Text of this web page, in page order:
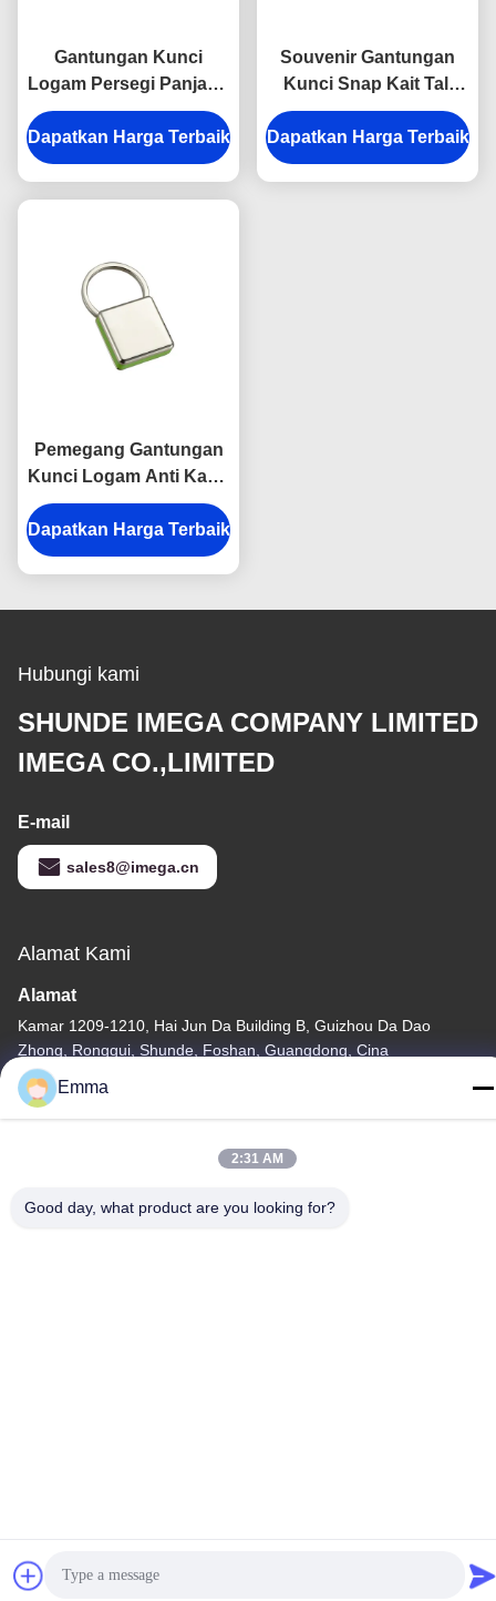
Gantungan Kunci
Logam Persegi Panjang
Pemegang Laser
Engraving Kanvas
Hadiah Souvenir
Dapatkan Harga Terbaik
Souvenir Gantungan
Kunci Snap Kait Tali
Logam Tebal 9mm Tebal
Kanvas Terang
Dapatkan Harga Terbaik
Pemegang Gantungan
Kunci Logam Anti Karat
Warna-warni Snap Hook
Gantungan Kunci
Plastik Persegi
Dapatkan Harga Terbaik
Hubungi kami
SHUNDE IMEGA COMPANY LIMITED
IMEGA CO.,LIMITED
E-mail
sales8@imega.cn
Alamat Kami
Alamat
Kamar 1209-1210, Hai Jun Da Building B, Guizhou Da Dao
Zhong, Ronggui, Shunde, Foshan, Guangdong, Cina
tel
86-15816904632
Emma
2:31 AM
Good day, what product are you looking for?